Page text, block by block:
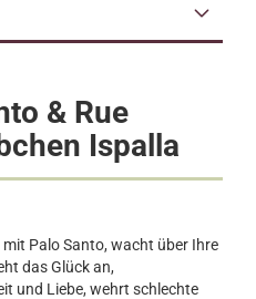
& Rue
Ispalla
Palo Santo, wacht über Ihre
das Glück an,
und Liebe, wehrt schlechte